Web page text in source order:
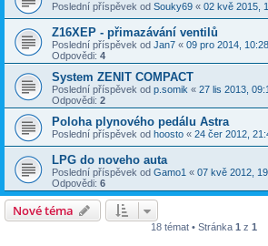
Poslední příspěvek od Souky69 « 02 kvě 2015,
Z16XEP - přimazávání ventilů
Poslední příspěvek od Jan7 « 09 pro 2014, 10:28
Odpovědi: 4
System ZENIT COMPACT
Poslední příspěvek od p.somik « 27 lis 2013,
Odpovědi: 2
Poloha plynového pedálu Astra
Poslední příspěvek od hoosto « 24 čer 2012,
LPG do noveho auta
Poslední příspěvek od Gamo1 « 07 kvě 2012,
Odpovědi: 6
Nové téma
18 témat • Stránka 1 z 1